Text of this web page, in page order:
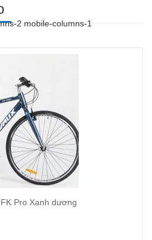
2 mobile-columns-1
Pro Xanh dương